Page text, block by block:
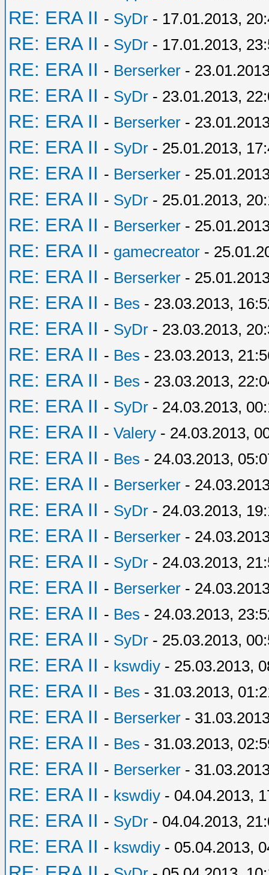
RE: ERA II - SyDr - 17.01.2013,
RE: ERA II - SyDr - 17.01.2013,
RE: ERA II - Berserker -
RE: ERA II - SyDr - 23.01.2013,
RE: ERA II - Berserker -
RE: ERA II - SyDr - 25.01.2013,
RE: ERA II - Berserker -
RE: ERA II - SyDr - 25.01.2013,
RE: ERA II - Berserker -
RE: ERA II - gamecreator -
RE: ERA II - Berserker -
RE: ERA II - Bes - 23.03.2013,
RE: ERA II - SyDr - 23.03.2013,
RE: ERA II - Bes - 23.03.2013,
RE: ERA II - Bes - 23.03.2013,
RE: ERA II - SyDr - 24.03.2013,
RE: ERA II - Valery - 24.03.2013,
RE: ERA II - Bes - 24.03.2013,
RE: ERA II - Berserker -
RE: ERA II - SyDr - 24.03.2013,
RE: ERA II - Berserker -
RE: ERA II - SyDr - 24.03.2013,
RE: ERA II - Berserker -
RE: ERA II - Bes - 24.03.2013,
RE: ERA II - SyDr - 25.03.2013,
RE: ERA II - kswdiy - 25.03.2013,
RE: ERA II - Bes - 31.03.2013,
RE: ERA II - Berserker -
RE: ERA II - Bes - 31.03.2013,
RE: ERA II - Berserker -
RE: ERA II - kswdiy - 04.04.2013,
RE: ERA II - SyDr - 04.04.2013,
RE: ERA II - kswdiy - 05.04.2013,